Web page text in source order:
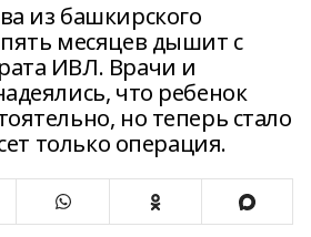
из башкирского
месяцев дышит с
ИВЛ. Врачи и
что ребенок
но теперь стало
только операция.